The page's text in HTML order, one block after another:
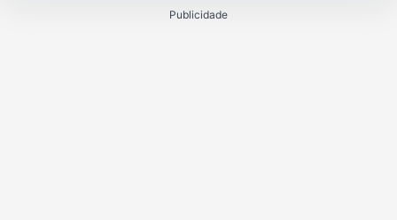
Publicidade